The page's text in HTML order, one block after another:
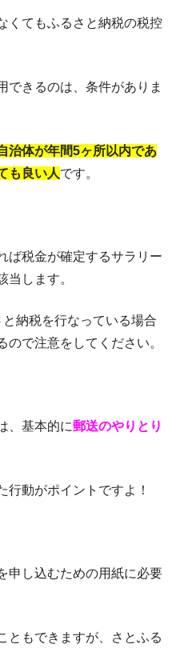
くてもふるさと納税の税控
できるのは、条件がありま
治体が年間5ヶ所以内であ
も良い人です。
ば税金が確定するサラリー
当します。
納税を行なっている場合
で注意をしてください。
、基本的に郵送のやりとり
行動がポイントですよ！
申し込むための用紙に必要
ともできますが、さとふる